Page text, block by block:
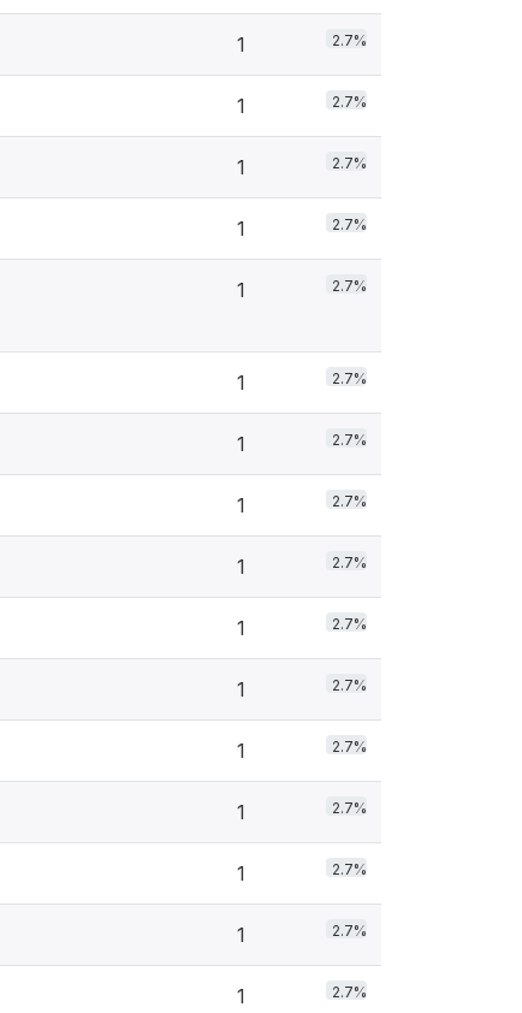
1 2.7%
1 2.7%
1 2.7%
1 2.7%
1 2.7%
1 2.7%
1 2.7%
1 2.7%
1 2.7%
1 2.7%
1 2.7%
1 2.7%
1 2.7%
1 2.7%
1 2.7%
1 2.7%